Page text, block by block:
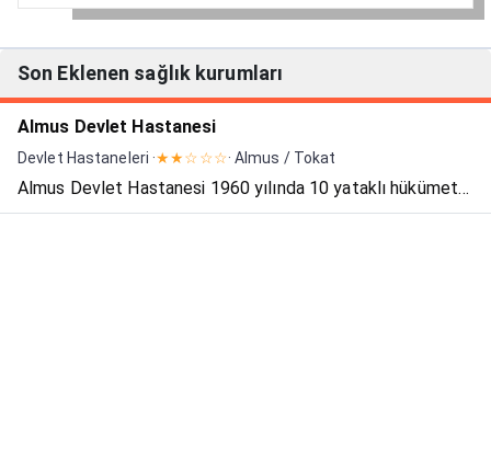
Son Eklenen sağlık kurumları
Almus Devlet Hastanesi
Devlet Hastaneleri ·★★☆☆☆· Almus / Tokat
Almus Devlet Hastanesi 1960 yılında 10 yataklı hükümet
tabipliği merkezi olarak merkezi olarak yapılmış, 1986